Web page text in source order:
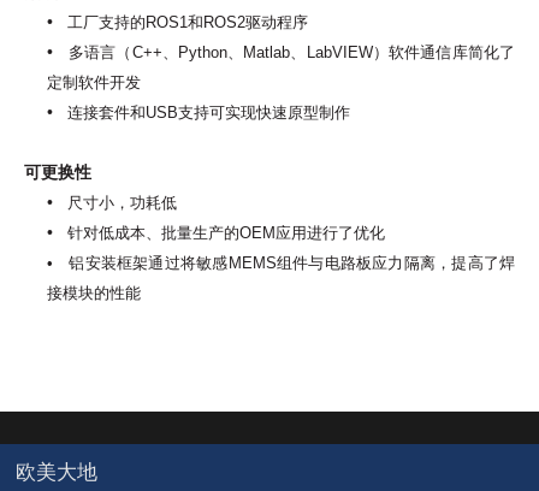
•
工厂支持的ROS1和ROS2驱动程序
•
多语言（C++、Python、Matlab、LabVIEW）软件通信库简化了
定制软件开发
• 连接套件和USB支持可实现快速原型制作
可更换性
•
尺寸小，功耗低
•
针对低成本、批量生产的OEM应用进行了优化
•
铝安装框架通过将敏感MEMS组件与电路板应力隔离，提高了焊
接模块的性能
欧美大地